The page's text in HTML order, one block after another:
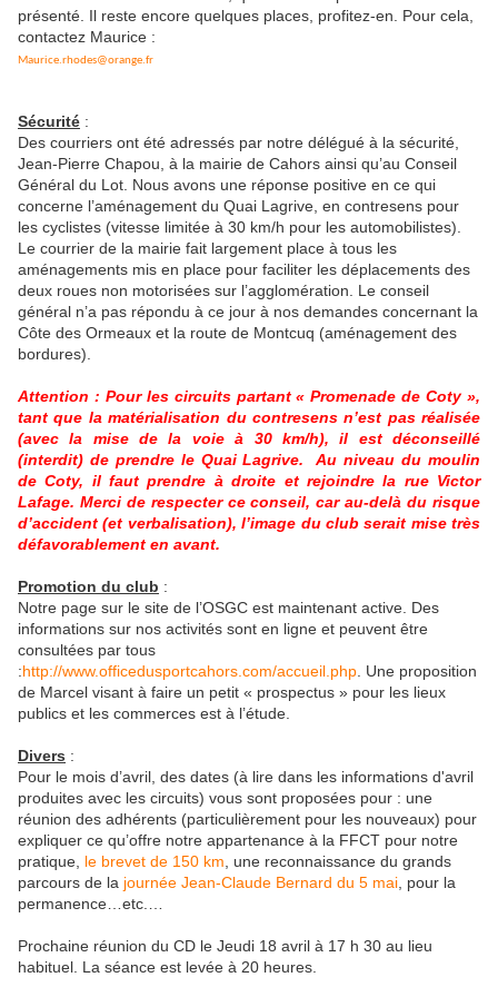
présenté. Il reste encore quelques places, profitez-en. Pour cela,
contactez Maurice :
Maurice.rhodes@orange.fr
Sécurité :
Des courriers ont été adressés par notre délégué à la sécurité,
Jean-Pierre Chapou, à la mairie de Cahors ainsi qu’au Conseil
Général du Lot. Nous avons une réponse positive en ce qui
concerne l’aménagement du Quai Lagrive, en contresens pour
les cyclistes (vitesse limitée à 30 km/h pour les automobilistes).
Le courrier de la mairie fait largement place à tous les
aménagements mis en place pour faciliter les déplacements des
deux roues non motorisées sur l’agglomération. Le conseil
général n’a pas répondu à ce jour à nos demandes concernant la
Côte des Ormeaux et la route de Montcuq (aménagement des
bordures).
Attention : Pour les circuits partant « Promenade de Coty »,
tant que la matérialisation du contresens n’est pas réalisée
(avec la mise de la voie à 30 km/h), il est déconseillé
(interdit) de prendre le Quai Lagrive.
Au niveau du moulin
de Coty, il faut prendre à droite et rejoindre la rue Victor
Lafage. Merci de respecter ce conseil, car au-delà du risque
d’accident (et verbalisation), l’image du club serait mise très
défavorablement en avant.
Promotion du club :
Notre page sur le site de l’OSGC est maintenant active. Des
informations sur nos activités sont en ligne et peuvent être
consultées par tous
:http://www.officedusportcahors.com/accueil.php . Une proposition
de Marcel visant à faire un petit « prospectus » pour les lieux
publics et les commerces est à l’étude.
Divers :
Pour le mois d’avril, des dates (à lire dans les informations d'avril
produites avec les circuits) vous sont proposées pour : une
réunion des adhérents (particulièrement pour les nouveaux) pour
expliquer ce qu’offre notre appartenance à la FFCT pour notre
pratique, le brevet de 150 km , une reconnaissance du grands
parcours de la journée Jean-Claude Bernard du 5 mai , pour la
permanence…etc.…
Prochaine réunion du CD le Jeudi 18 avril à 17 h 30 au lieu
habituel. La séance est levée à 20 heures.